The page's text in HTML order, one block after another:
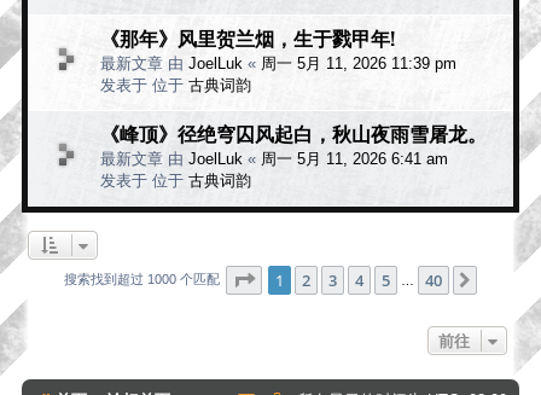
《那年》风里贺兰烟，生于戮甲年!
最新文章 由 JoelLuk « 周一 5月 11, 2026 11:39 pm
发表于 位于 古典词韵
《峰顶》径绝穹囚风起白，秋山夜雨雪屠龙。
最新文章 由 JoelLuk « 周一 5月 11, 2026 6:41 am
发表于 位于 古典词韵
搜索找到超过 1000 个匹配 分页：1 40
1 2 3 4 5 40
前往